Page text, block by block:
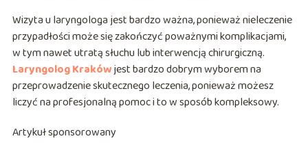
Wizyta u laryngologa jest bardzo ważna, ponieważ nieleczenie
przypadłości może się zakończyć poważnymi komplikacjami,
w tym nawet utratą słuchu lub interwencją chirurgiczną.
Laryngolog Krakówjest bardzo dobrym wyborem na
przeprowadzenie skutecznego leczenia, ponieważ możesz
liczyć na profesjonalną pomoc i to w sposób kompleksowy.
Artykuł sponsorowany